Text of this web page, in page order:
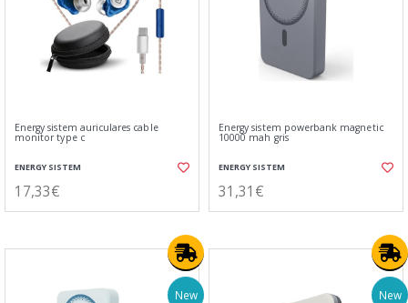
Energy sistem auriculares cable
monitor type c
ENERGY SISTEM
17,33€
Energy sistem powerbank magnetic
10000 mah gris
ENERGY SISTEM
31,31€
New New